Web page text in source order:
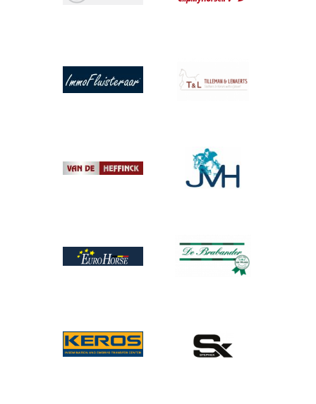
Afbeelding Afbeelding
Afbeelding
Afbeelding
Afbeelding
Afbeelding
Afbeelding
Afbeelding